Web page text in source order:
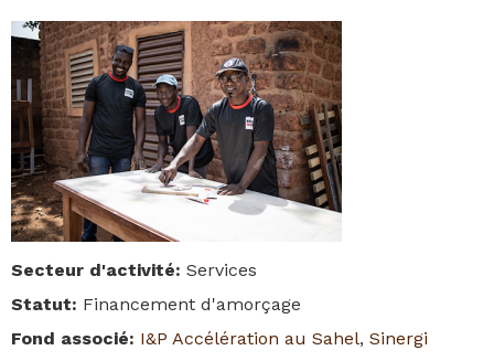
Secteur d'activité: Services
Statut: Financement d'amorçage
Fond associé: I&P Accélération au Sahel, Sinergi